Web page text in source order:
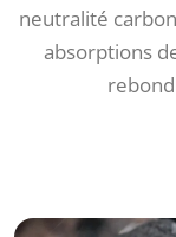
neutralité
absorptions